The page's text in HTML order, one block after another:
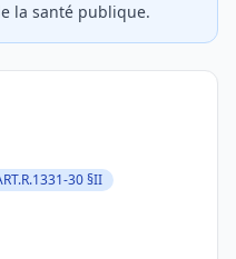
la santé publique.
30 §II